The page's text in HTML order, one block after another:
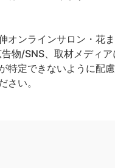
オンラインサロン・花
物/SNS、取材メディ
定できないように配
い。